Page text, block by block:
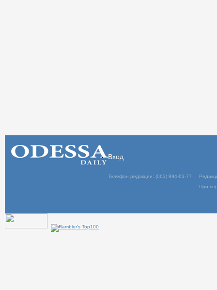
Вход
Телефон редакции: (063) 994-63-77
При